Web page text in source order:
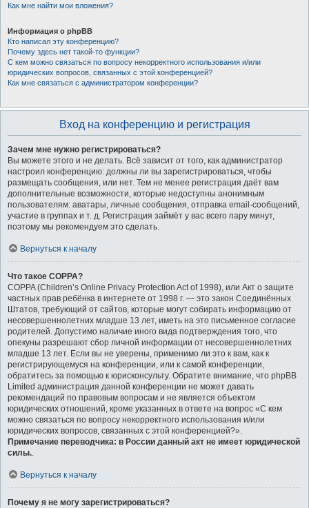
Как мне найти мои вложения?
Информация о phpBB
Кто написал эту конференцию?
Почему здесь нет такой-то функции?
С кем можно связаться по вопросу некорректного использования и/или
юридических вопросов, связанных с этой конференцией?
Как мне связаться с администратором конференции?
Вход на конференцию и регистрация
Зачем мне нужно регистрироваться?
Вы можете этого и не делать. Всё зависит от того, как администратор
настроил конференцию: должны ли вы зарегистрироваться, чтобы
размещать сообщения, или нет. Тем не менее регистрация даёт вам
дополнительные возможности, которые недоступны анонимным
пользователям: аватары, личные сообщения, отправка email-сообщений,
участие в группах и т. д. Регистрация займёт у вас всего пару минут,
поэтому мы рекомендуем это сделать.
Вернуться к началу
Что такое COPPA?
COPPA (Children’s Online Privacy Protection Act of 1998), или Акт о защите
частных прав ребёнка в интернете от 1998 г. — это закон Соединённых
Штатов, требующий от сайтов, которые могут собирать информацию от
несовершеннолетних младше 13 лет, иметь на это письменное согласие
родителей. Допустимо наличие иного вида подтверждения того, что
опекуны разрешают сбор личной информации от несовершеннолетних
младше 13 лет. Если вы не уверены, применимо ли это к вам, как к
регистрирующемуся на конференции, или к самой конференции,
обратитесь за помощью к юрисконсульту. Обратите внимание, что phpBB
Limited администрация данной конференции не может давать
рекомендаций по правовым вопросам и не является объектом
юридических отношений, кроме указанных в ответе на вопрос «С кем
можно связаться по вопросу некорректного использования и/или
юридических вопросов, связанных с этой конференцией?».
Примечание переводчика: в России данный акт не имеет юридической
силы..
Вернуться к началу
Почему я не могу зарегистрироваться?